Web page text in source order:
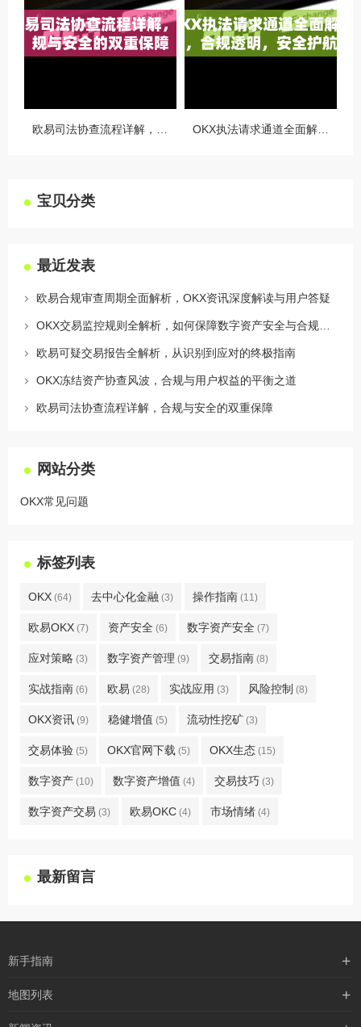
宝贝分类
最近发表
欧易合规审查周期全面解析，OKX资讯深度解读与用户答疑
欧易可疑交易报告全解析，从识别到应对的终极指南
OKX冻结资产协查风波，合规与用户权益的平衡之道
欧易司法协查流程详解，合规与安全的双重保障
网站分类
OKX常见问题
标签列表
OKX (64) 去中心化金融 (3) 操作指南 (11)
欧易OKX (7) 资产安全 (6) 数字资产安全 (7)
应对策略 (3) 数字资产管理 (9) 交易指南 (8)
实战指南 (6) 欧易 (28) 实战应用 (3) 风险控制 (8)
OKX资讯 (9) 稳健增值 (5) 流动性挖矿 (3)
交易体验 (5) OKX官网下载 (5) OKX生态 (15)
数字资产 (10) 数字资产增值 (4) 交易技巧 (3)
数字资产交易 (3) 欧易OKC (4) 市场情绪 (4)
最新留言
新手指南
购买流程
地图列表
最新文章